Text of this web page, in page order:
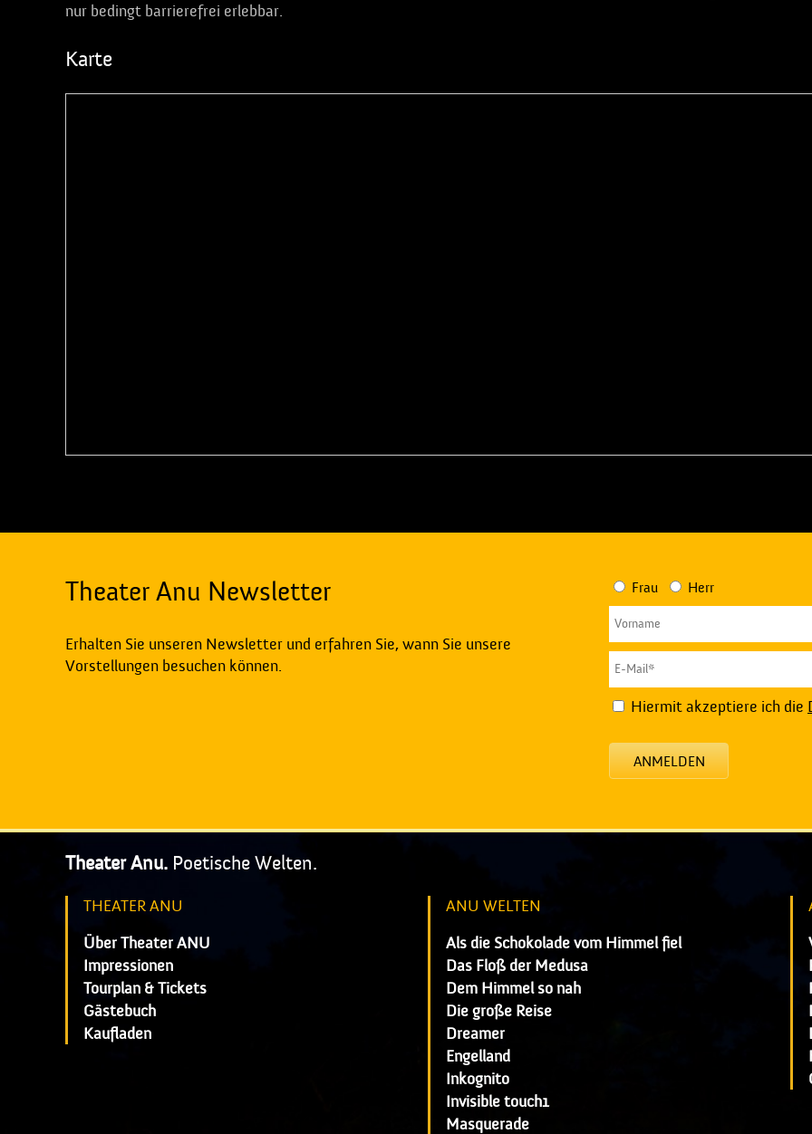
nur bedingt barrierefrei erlebbar.
Karte
Theater Anu Newsletter
Erhalten Sie unseren Newsletter und erfahren Sie, wann Sie unsere
Vorstellungen besuchen können.
Frau Herr
Hiermit akzeptiere ich die
ANMELDEN
Theater Anu. Poetische Welten.
THEATER ANU
Über Theater ANU
Impressionen
Tourplan & Tickets
Gästebuch
Kaufladen
ANU WELTEN
Als die Schokolade vom Himmel fiel
Das Floß der Medusa
Dem Himmel so nah
Die große Reise
Dreamer
Engelland
Inkognito
Invisible touch1
Masquerade